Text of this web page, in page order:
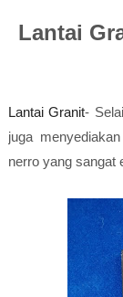
Lantai
Lantai Granit-
juga
nerro yang sangat